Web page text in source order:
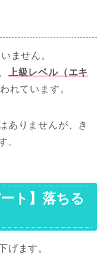
ません。
上級レベル（エキ
れています。
ありませんが、き
。
ト】落ちる
げます。